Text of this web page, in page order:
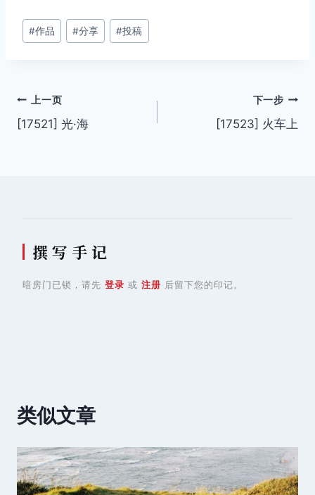
文
章
#作品 #分享 #投稿
文
章
上一页
[17521] 光·海
下一步
[17523] 火车上
撰 写 手 记
暗房门已锁，请先 登录 或 注册 后留下您的印记。
类似文章